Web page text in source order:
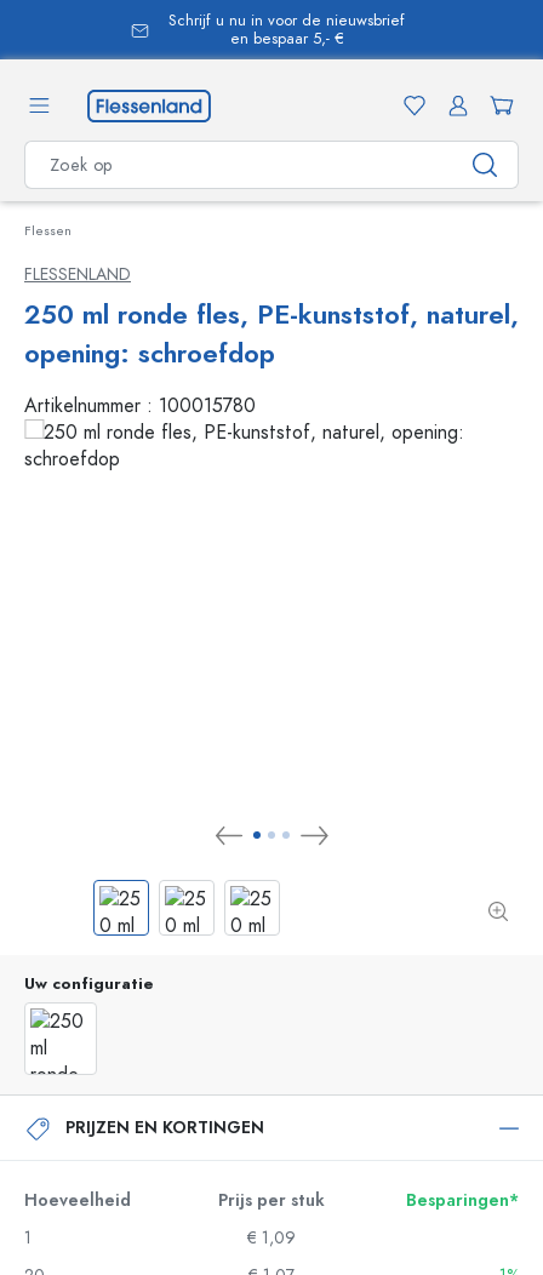
Schrijf u nu in voor de nieuwsbrief
en bespaar 5,- €
Flessen
FLESSENLAND
250 ml ronde fles, PE-kunststof, naturel,
opening: schroefdop
Artikelnummer : 100015780
Uw configuratie
PRIJZEN EN KORTINGEN
Hoeveelheid Prijs per stuk
Besparingen*
1
€ 1,09